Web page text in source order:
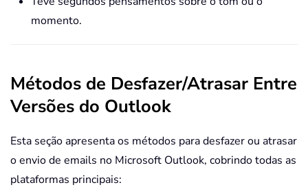
momento.
Métodos de Desfazer/Atrasar Entre
Versões do Outlook
Esta seção apresenta os métodos para desfazer ou atrasar
o envio de emails no Microsoft Outlook, cobrindo todas as
plataformas principais: